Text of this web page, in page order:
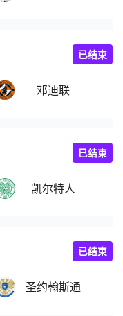
邓迪联
已结束
凯尔特人
已结束
圣约翰斯通
已结束